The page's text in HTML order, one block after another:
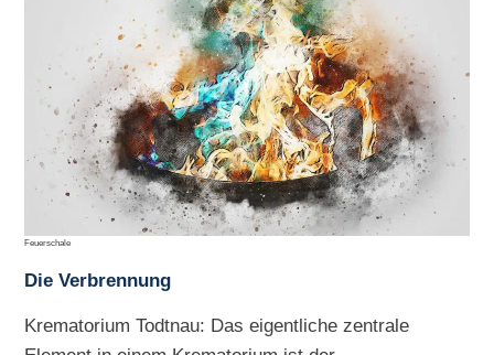
Feuerschale
Die Verbrennung
Krematorium Todtnau: Das eigentliche zentrale